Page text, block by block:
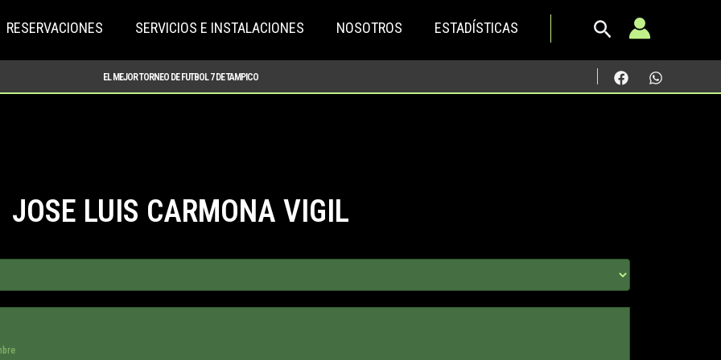
RESERVACIONES SERVICIOS E INSTALACIONES NOSOTROS ESTADÍSTICAS
EL MEJOR TORNEO DE FUTBOL 7 DE TAMPICO
JOSE LUIS CARMONA VIGIL